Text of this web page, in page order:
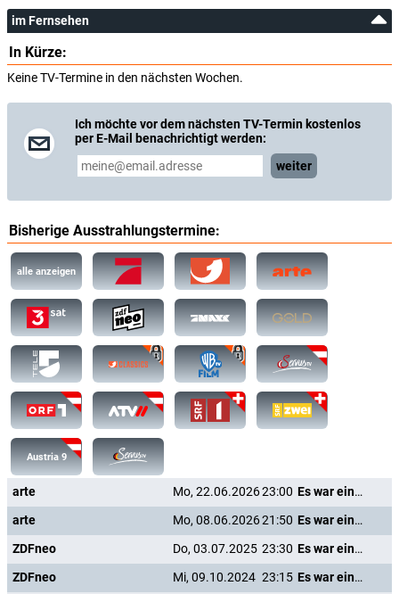
im Fernsehen
In Kürze:
Keine TV-Termine in den nächsten Wochen.
Ich möchte vor dem nächsten TV-Termin kostenlos
per E-Mail benachrichtigt werden:
weiter
Bisherige Ausstrahlungstermine:
alle anzeigen
Austria 9
arte Mo, 22.06.202623:00
Es war einmal in Amerika
arte
Mo, 08.06.202621:50
Es war einmal in Amerika
ZDFneo
Do, 03.07.2025 23:30
Es war einmal in Amerika
ZDFneo
Mi, 09.10.2024 23:15
Es war einmal in Amerika